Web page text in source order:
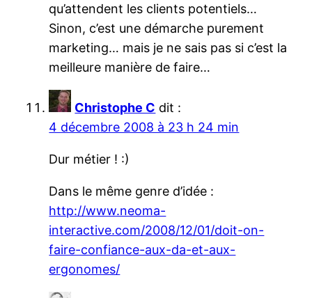
qu’attendent les clients potentiels…
Sinon, c’est une démarche purement
marketing… mais je ne sais pas si c’est la
meilleure manière de faire…
Christophe C dit :
4 décembre 2008 à 23 h 24 min
Dur métier ! :)
Dans le même genre d’idée :
http://www.neoma-
interactive.com/2008/12/01/doit-on-
faire-confiance-aux-da-et-aux-
ergonomes/